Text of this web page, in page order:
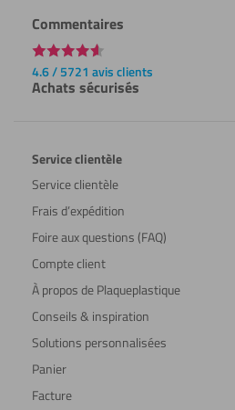
Commentaires
4.6 / 5721 avis clients
Achats sécurisés
Service clientèle
Service clientèle
Frais d’expédition
Foire aux questions (FAQ)
Compte client
À propos de Plaqueplastique
Conseils & inspiration
Solutions personnalisées
Panier
Facture